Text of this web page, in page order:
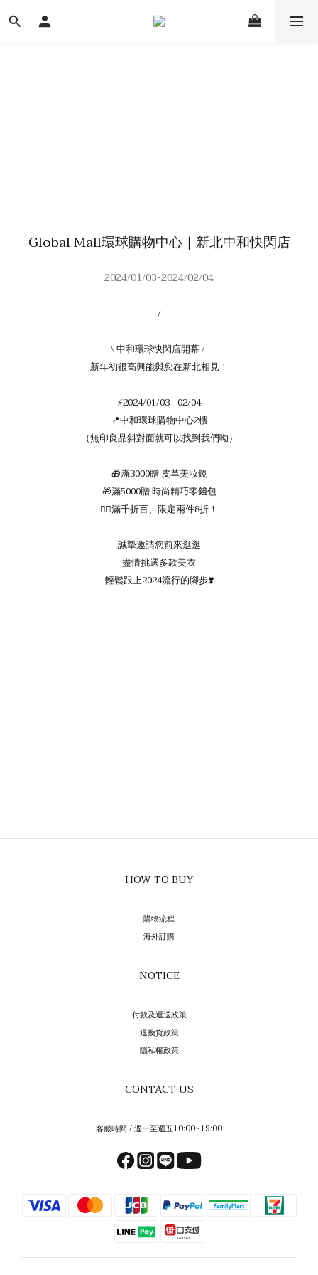
Global Mall環球購物中心｜新北中和快閃店
2024/01/03-2024/02/04
/
\ 中和環球快閃店開幕 /
新年初很高興能與您在新北相見！
⚡️2024/01/03 - 02/04
📍中和環球購物中心2樓
（無印良品斜對面就可以找到我們呦）
🎁滿3000贈 皮革美妝鏡
🎁滿5000贈 時尚精巧零錢包
❤️‍🔥滿千折百、限定兩件8折！
誠摯邀請您前來逛逛
盡情挑選多款美衣
輕鬆跟上2024流行的腳步❣️
HOW TO BUY
購物流程
海外訂購
NOTICE
付款及運送政策
退換貨政策
隱私權政策
CONTACT US
客服時間 / 週一至週五10:00~19:00